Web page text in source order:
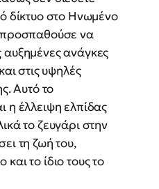
δίκτυο στο Ηνωμένο
προσπαθούσε να
ανάγκες
στις υψηλές
Αυτό το
η έλλειψη ελπίδας
το ζευγάρι στην
τη ζωή του,
το ίδιο τους το